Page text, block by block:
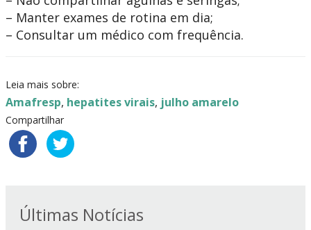
– Manter exames de rotina em dia;
– Consultar um médico com frequência.
Leia mais sobre:
Amafresp, hepatites virais, julho amarelo
Compartilhar
Últimas Notícias